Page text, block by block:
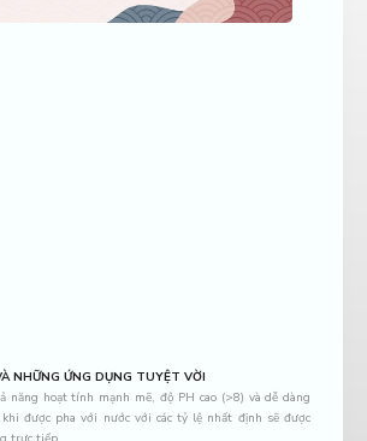
NHỮNG ỨNG DỤNG TUYỆT VỜI
năng hoạt tính mạnh mẽ, độ PH cao (>8) và dễ dàng
được pha với nước với các tỷ lệ nhất định sẽ được